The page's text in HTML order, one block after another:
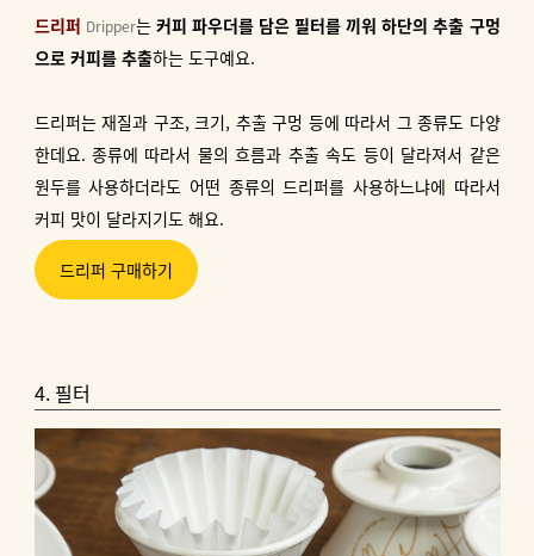
드리퍼 Dripper는 커피 파우더를 담은 필터를 끼워 하단의 추출 구멍
으로 커피를 추출하는 도구예요.
드리퍼는 재질과 구조, 크기, 추출 구멍 등에 따라서 그 종류도 다양
한데요. 종류에 따라서 물의 흐름과 추출 속도 등이 달라져서 같은
원두를 사용하더라도 어떤 종류의 드리퍼를 사용하느냐에 따라서
커피 맛이 달라지기도 해요.
드리퍼 구매하기
4. 필터